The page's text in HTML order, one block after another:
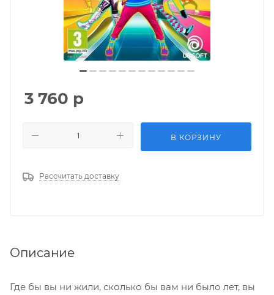
3 760 р
В КОРЗИНУ
Рассчитать доставку
Описание
Где бы вы ни жили, сколько бы вам ни было лет, вы